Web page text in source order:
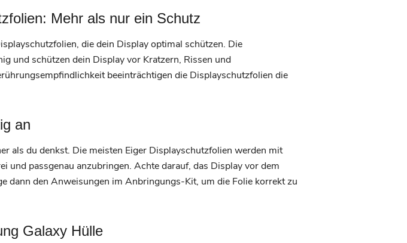
Mehr als nur ein Schutz
die dein Display optimal schützen. Die
und schützen dein Display vor Kratzern, Rissen und
beeinträchtigen die Displayschutzfolien die
an
als du denkst. Die meisten Eiger Displayschutzfolien werden mit
passgenau anzubringen. Achte darauf, das Display vor dem
dann den Anweisungen im Anbringungs-Kit, um die Folie korrekt zu
Galaxy Hülle